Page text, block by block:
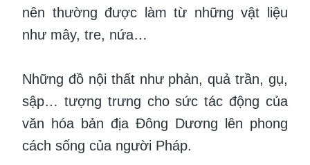
nên thường được làm từ những vật liệu
như mây, tre, nứa…
Những đồ nội thất như phản, quả trần, gụ,
sập… tượng trưng cho sức tác động của
văn hóa bản địa Đông Dương lên phong
cách sống của người Pháp.